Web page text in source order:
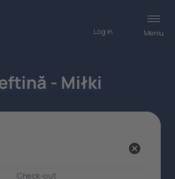
Meniu
Log in
- Miłki